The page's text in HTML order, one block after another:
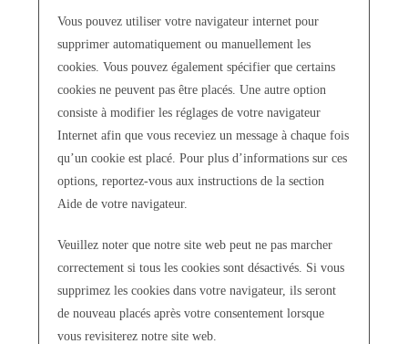
Vous pouvez utiliser votre navigateur internet pour
supprimer automatiquement ou manuellement les
cookies. Vous pouvez également spécifier que certains
cookies ne peuvent pas être placés. Une autre option
consiste à modifier les réglages de votre navigateur
Internet afin que vous receviez un message à chaque fois
qu’un cookie est placé. Pour plus d’informations sur ces
options, reportez-vous aux instructions de la section
Aide de votre navigateur.
Veuillez noter que notre site web peut ne pas marcher
correctement si tous les cookies sont désactivés. Si vous
supprimez les cookies dans votre navigateur, ils seront
de nouveau placés après votre consentement lorsque
vous revisiterez notre site web.